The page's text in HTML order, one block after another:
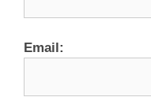
Email: